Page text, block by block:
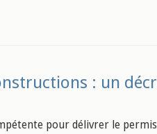
: un
pour délivrer le